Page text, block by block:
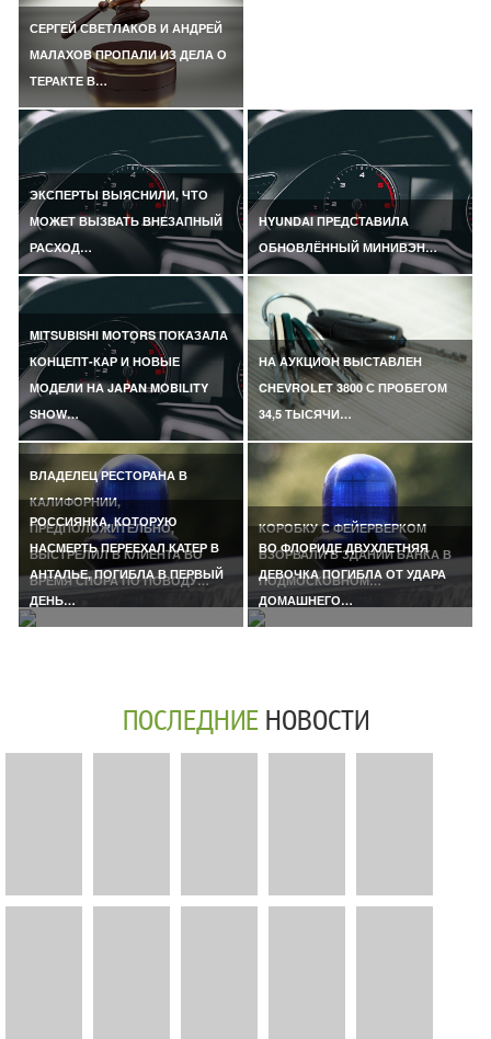
СЕРГЕЙ СВЕТЛАКОВ И АНДРЕЙ
МАЛАХОВ ПРОПАЛИ ИЗ ДЕЛА О
ТЕРАКТЕ В…
ЭКСПЕРТЫ ВЫЯСНИЛИ, ЧТО
МОЖЕТ ВЫЗВАТЬ ВНЕЗАПНЫЙ
РАСХОД…
HYUNDAI ПРЕДСТАВИЛА
ОБНОВЛЁННЫЙ МИНИВЭН…
MITSUBISHI MOTORS ПОКАЗАЛА
КОНЦЕПТ-КАР И НОВЫЕ
МОДЕЛИ НА JAPAN MOBILITY
SHOW…
НА АУКЦИОН ВЫСТАВЛЕН
CHEVROLET 3800 С ПРОБЕГОМ
34,5 ТЫСЯЧИ…
ВЛАДЕЛЕЦ РЕСТОРАНА В
КАЛИФОРНИИ,
ПРЕДПОЛОЖИТЕЛЬНО,
ВЫСТРЕЛИЛ В КЛИЕНТА ВО
ВРЕМЯ СПОРА ПО ПОВОДУ…
КОРОБКУ С ФЕЙЕРВЕРКОМ
ВЗОРВАЛИ В ЗДАНИИ БАНКА В
ПОДМОСКОВНОМ…
РОССИЯНКА, КОТОРУЮ
НАСМЕРТЬ ПЕРЕЕХАЛ КАТЕР В
АНТАЛЬЕ, ПОГИБЛА В ПЕРВЫЙ
ДЕНЬ…
ВО ФЛОРИДЕ ДВУХЛЕТНЯЯ
ДЕВОЧКА ПОГИБЛА ОТ УДАРА
ДОМАШНЕГО…
ПОСЛЕДНИЕ НОВОСТИ